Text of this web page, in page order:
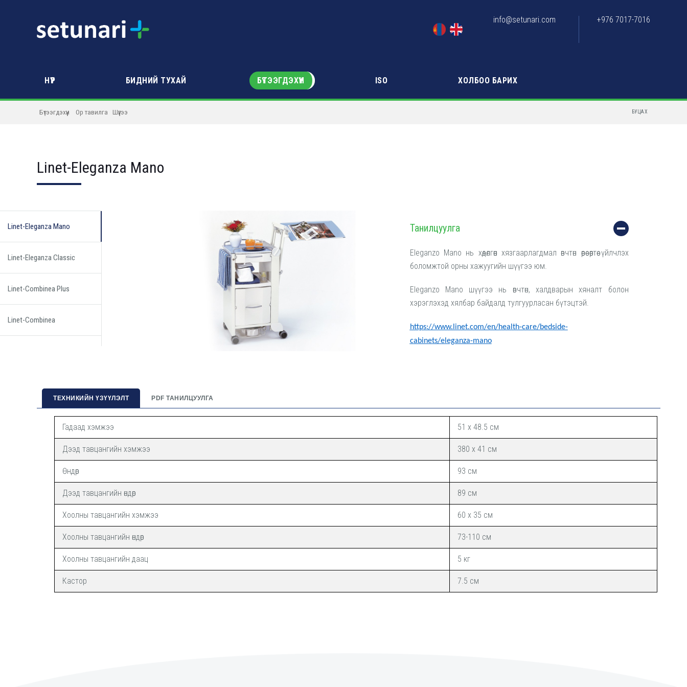
info@setunari.com +976 7017-7016
НҮҮР БИДНИЙ ТУХАЙ БҮТЭЭГДЭХҮҮН ISO ХОЛБОО БАРИХ
Бүтээгдэхүүн Ор тавилга Шүүгээ БУЦАХ
Linet-Eleganza Mano
Linet-Eleganza Mano
Linet-Eleganza Classic
Linet-Combinea Plus
Linet-Combinea
Танилцуулга
Eleganzo Mano нь хөдөлгөөн хязгаарлагдмал өвчтөн өөрөө өөртөө үйлчлэх
боломжтой орны хажуугийн шүүгээ юм.
Eleganzo Mano шүүгээ нь өвчтөн, халдварын хяналт болон
хэрэглэхэд хялбар байдалд тулгуурласан бүтэцтэй.
https://www.linet.com/en/health-care/bedside-
cabinets/eleganza-mano
ТЕХНИКИЙН ҮЗҮҮЛЭЛТ PDF ТАНИЛЦУУЛГА
Гадаад хэмжээ 51 x 48.5 см
Дээд тавцангийн хэмжээ 380 x 41 см
Өндөр 93 см
Дээд тавцангийн өндөр 89 см
Хоолны тавцангийн хэмжээ 60 х 35 см
Хоолны тавцангийн өндөр 73-110 см
Хоолны тавцангийн даац 5 кг
Кастор 7.5 см